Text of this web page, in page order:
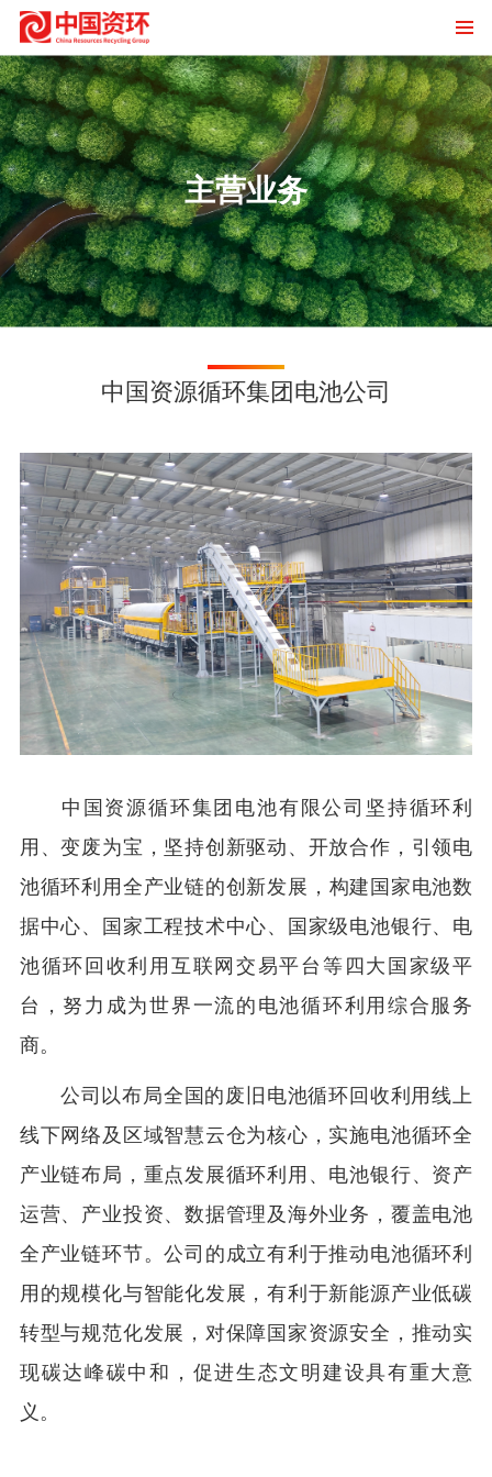
主营业务
中国资源循环集团电池公司
中国资源循环集团电池有限公司坚持循环利
用、变废为宝，坚持创新驱动、开放合作，引领电
池循环利用全产业链的创新发展， 构建 国家电池数
据中心、国家工程技术中心、国家级电池银行、电
池循环回收利用互联网交易平台等四大国家级平
台，努力成为世界一流的电池循环利用综合服务
商。
公司以布局全国的废旧电池循环回收利用线上
线下网络及区域智慧云仓为核心，实施电池循环全
产业链布局，重点发展循环利用、电池银行、资产
运营、产业投资、数据管理及海外业务 ， 覆盖电池
全产业链环节。公司的成立有利于推动电池循环利
用的规模化与智能化发展，有利于新能源产业低碳
转型与规范化发展，对保障国家资源安全，推动实
现碳达峰碳中和，促进生态文明建设具有重大意
义。